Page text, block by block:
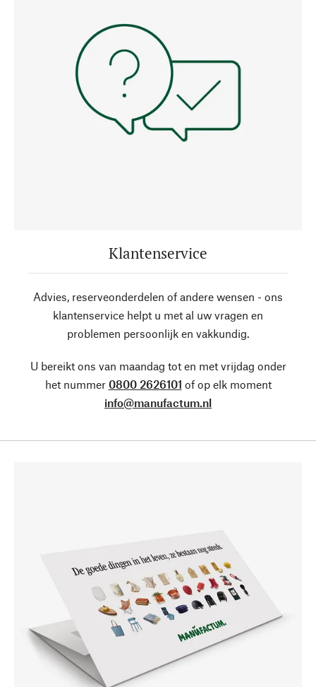
Klantenservice
Advies, reserveonderdelen of andere wensen - ons
klantenservice helpt u met al uw vragen en
problemen persoonlijk en vakkundig.
U bereikt ons van maandag tot en met vrijdag onder
het nummer 0800 2626101 of op elk moment
info@manufactum.nl